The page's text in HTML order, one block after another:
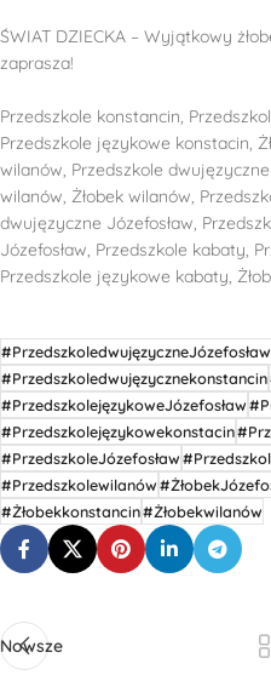
ŚWIAT DZIECKA – Wyjątkowy
zaprasza!
Przedszkole konstancin,
Przedszkole językowe konstacin,
wilanów, Przedszkole
wilanów, Żłobek wilanów,
dwujęzyczne Józefosław,
Józefosław, Przedszkole kabaty,
Przedszkole językowe kabaty,
#PrzedszkoledwujęzyczneJózefosław
#Przedszkoledwujęzycznekonstancin
#PrzedszkolejęzykoweJózefosław
#Przedszkolejęzykowekonstacin
#PrzedszkoleJózefosław
#Przedszkolewilanów
#Żłobekkonstancin#Żłobekwilanów
Nowsze